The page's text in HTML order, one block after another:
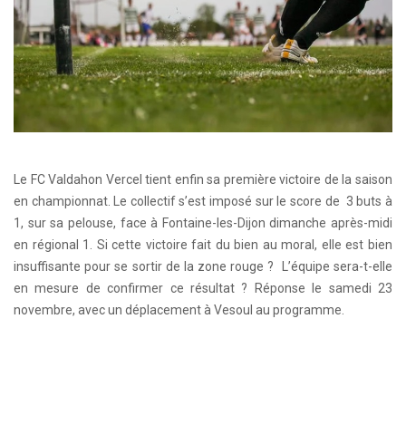
Le FC Valdahon Vercel tient enfin sa première victoire de la saison
en championnat. Le collectif s’est imposé sur le score de 3 buts à
1, sur sa pelouse, face à Fontaine-les-Dijon dimanche après-midi
en régional 1. Si cette victoire fait du bien au moral, elle est bien
insuffisante pour se sortir de la zone rouge ? L’équipe sera-t-elle
en mesure de confirmer ce résultat ? Réponse le samedi 23
novembre, avec un déplacement à Vesoul au programme.